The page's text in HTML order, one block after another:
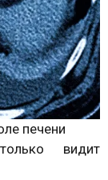
печени
видит